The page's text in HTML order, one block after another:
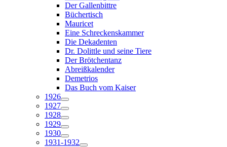
Der Gallenbittre
Büchertisch
Mauricet
Eine Schreckenskammer
Die Dekadenten
Dr. Dolittle und seine Tiere
Der Brötchentanz
Abreißkalender
Demetrios
Das Buch vom Kaiser
1926
1927
1928
1929
1930
1931-1932